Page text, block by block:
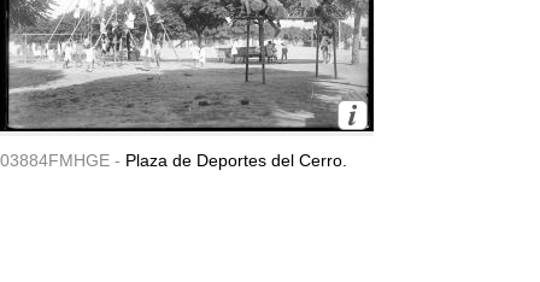
03884FMHGE - Plaza de Deportes del Cerro.